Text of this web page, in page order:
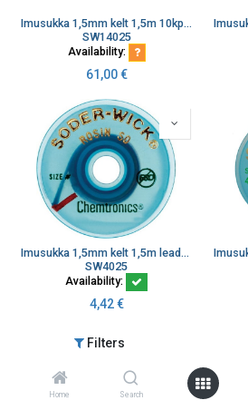
Filters
Home Search
Imusukka 1,5mm kelt 1,5m 10kpl lead-free tyhjiöpakkaus
SW14025
Availability:
61,00€
Imusukka 1,5mm kelt 1,5m lead-free, 25 kpl pakkaus
SW4025
Availability:
4,42€